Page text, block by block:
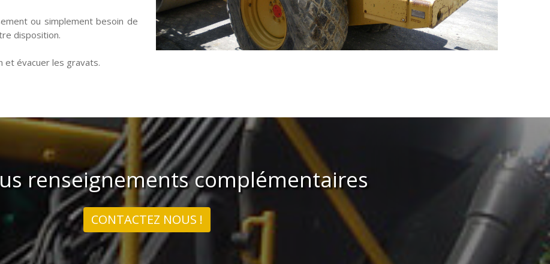
ou simplement besoin de
disposition.
et évacuer les gravats.
renseignements complémentaires
CONTACTEZ NOUS !